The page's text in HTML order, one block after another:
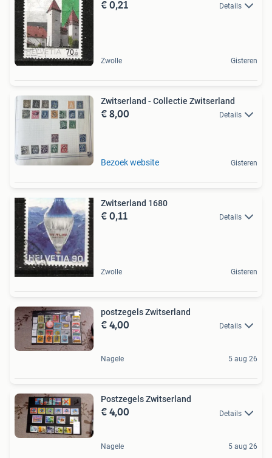
€ 0,21 Details
Zwolle Gisteren
Zwitserland - Collectie Zwitserland
€ 8,00 Details
Bezoek website Gisteren
Zwitserland 1680
€ 0,11 Details
Zwolle Gisteren
postzegels Zwitserland
€ 4,00 Details
Nagele 5 aug 26
Postzegels Zwitserland
€ 4,00 Details
Nagele 5 aug 26